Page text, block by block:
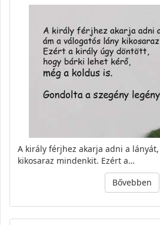
A király férjhez akarja adni a
kikosaraz mindenkit. Ezért a…
Bővebben